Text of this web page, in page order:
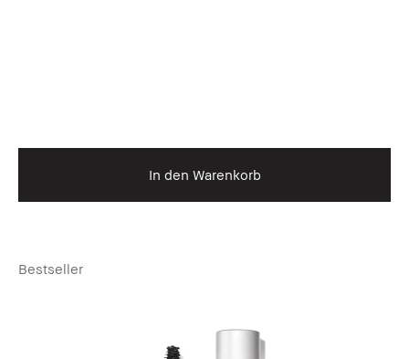
In den Warenkorb
Bestseller